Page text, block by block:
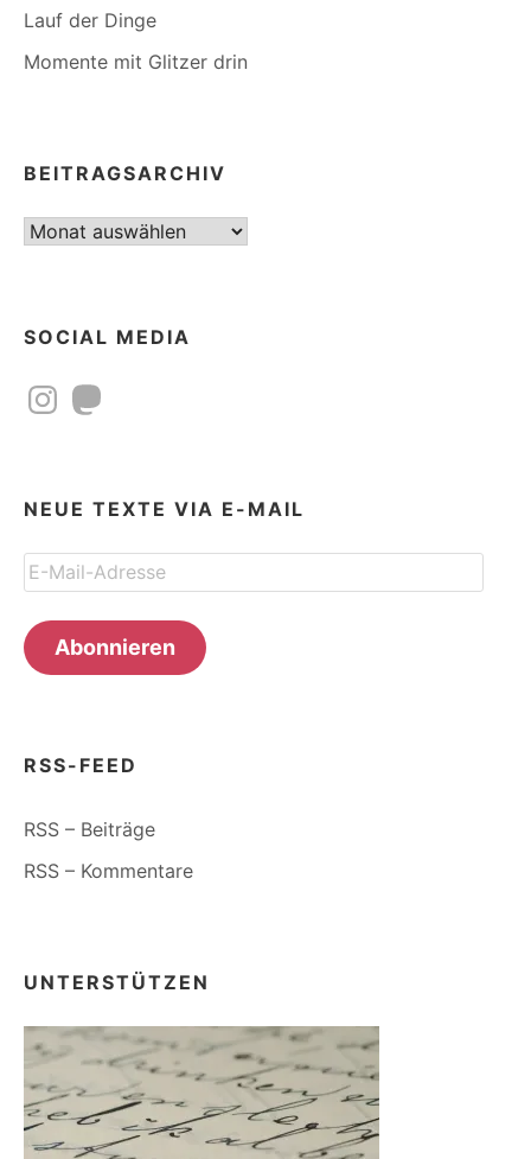
Lauf der Dinge
Momente mit Glitzer drin
BEITRAGSARCHIV
Beitragsarchiv
SOCIAL MEDIA
InstagramMastodon
NEUE TEXTE VIA E-MAIL
E-
Mail-
Adresse
Abonnieren
RSS-FEED
RSS – Beiträge
RSS – Kommentare
UNTERSTÜTZEN